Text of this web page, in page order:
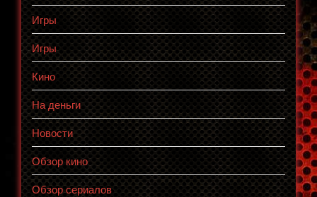
Игры
Игры
Кино
На деньги
Новости
Обзор кино
Обзор сериалов